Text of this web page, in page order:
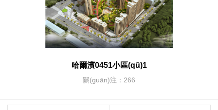
哈爾濱0451小區(qū)1
關(guān)注：266